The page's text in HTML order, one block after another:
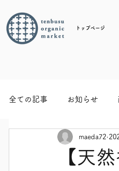
トップページ
全ての記事 お知らせ
【天
maeda72